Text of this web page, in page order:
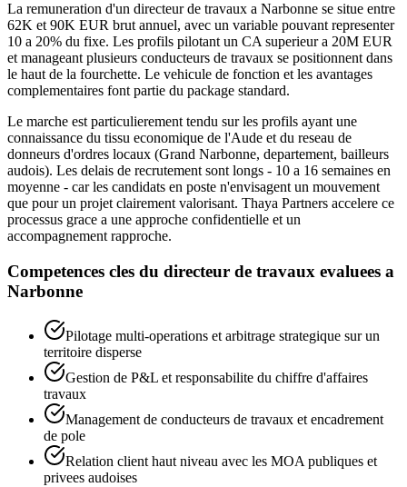
La remuneration d'un directeur de travaux a Narbonne se situe entre
62K et 90K EUR brut annuel, avec un variable pouvant representer
10 a 20% du fixe. Les profils pilotant un CA superieur a 20M EUR
et manageant plusieurs conducteurs de travaux se positionnent dans
le haut de la fourchette. Le vehicule de fonction et les avantages
complementaires font partie du package standard.
Le marche est particulierement tendu sur les profils ayant une
connaissance du tissu economique de l'Aude et du reseau de
donneurs d'ordres locaux (Grand Narbonne, departement, bailleurs
audois). Les delais de recrutement sont longs - 10 a 16 semaines en
moyenne - car les candidats en poste n'envisagent un mouvement
que pour un projet clairement valorisant. Thaya Partners accelere ce
processus grace a une approche confidentielle et un
accompagnement rapproche.
Competences cles du directeur de travaux evaluees a
Narbonne
Pilotage multi-operations et arbitrage strategique sur un
territoire disperse
Gestion de P&L et responsabilite du chiffre d'affaires
travaux
Management de conducteurs de travaux et encadrement
de pole
Relation client haut niveau avec les MOA publiques et
privees audoises